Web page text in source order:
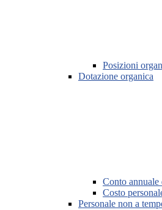
Posizioni
Dotazione organica
Conto annuale
Costo
Personale non a